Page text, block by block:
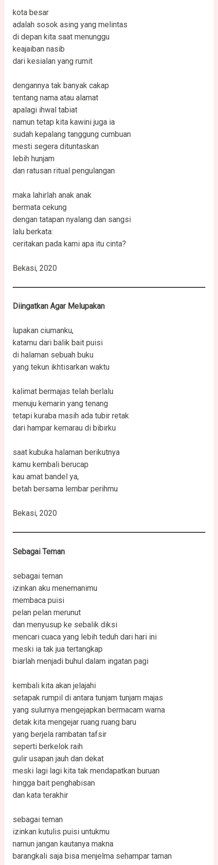
kota besar
adalah sosok asing yang melintas
di depan kita saat menunggu
keajaiban nasib
dari kesialan yang rumit
dengannya tak banyak cakap
tentang nama atau alamat
apalagi ihwal tabiat
namun tetap kita kawini juga ia
sudah kepalang tanggung cumbuan
mesti segera dituntaskan
lebih hunjam
dan ratusan ritual pengulangan
maka lahirlah anak anak
bermata cekung
dengan tatapan nyalang dan sangsi
lalu berkata:
ceritakan pada kami apa itu cinta?
Bekasi, 2020
Diingatkan Agar Melupakan
lupakan ciumanku,
katamu dari balik bait puisi
di halaman sebuah buku
yang tekun ikhtisarkan waktu
kalimat bermajas telah berlalu
menuju kemarin yang tenang
tetapi kuraba masih ada tubir retak
dari hampar kemarau di bibirku
saat kubuka halaman berikutnya
kamu kembali berucap
kau amat bandel ya,
betah bersama lembar perihmu
Bekasi, 2020
Sebagai Teman
sebagai teman
izinkan aku menemanimu
membaca puisi
pelan pelan merunut
dan menyusup ke sebalik diksi
mencari cuaca yang lebih teduh dari hari ini
meski ia tak jua tertangkap
biarlah menjadi buhul dalam ingatan pagi
kembali kita akan jelajahi
setapak rumpil di antara tunjam tunjam majas
yang sulurnya mengejapkan bermacam warna
detak kita mengejar ruang ruang baru
yang berjela rambatan tafsir
seperti berkelok raih
gulir usapan jauh dan dekat
meski lagi lagi kita tak mendapatkan buruan
hingga bait penghabisan
dan kata terakhir
sebagai teman
izinkan kutulis puisi untukmu
namun jangan kautanya makna
barangkali saja bisa menjelma sehampar taman